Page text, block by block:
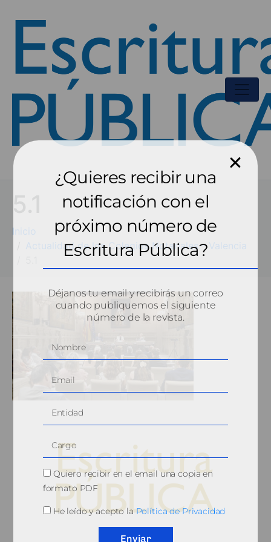
Inicio
Actualidad de los Colegios Notariales - Valencia
¿Quieres recibir una
notificación con el
próximo número de
Escritura Pública?
Déjanos tu email y recibirás un correo
cuando publiquemos el siguiente
número de la revista.
Quiero recibir en el email una copia en
formato PDF
He leído y acepto laPolítica de Privacidad
Enviar